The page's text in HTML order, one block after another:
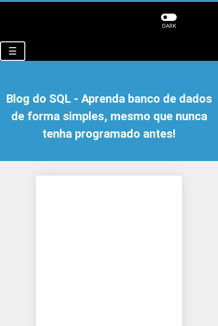
☰
DARK
Blog do SQL - Aprenda banco de dados
de forma simples, mesmo que nunca
tenha programado antes!